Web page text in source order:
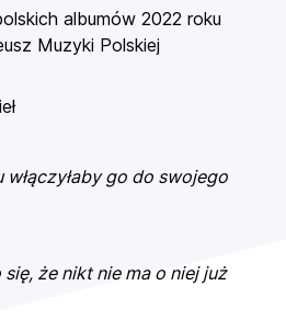
albumów 2022 roku
Muzyki Polskiej
go do swojego
że nikt nie ma o niej już